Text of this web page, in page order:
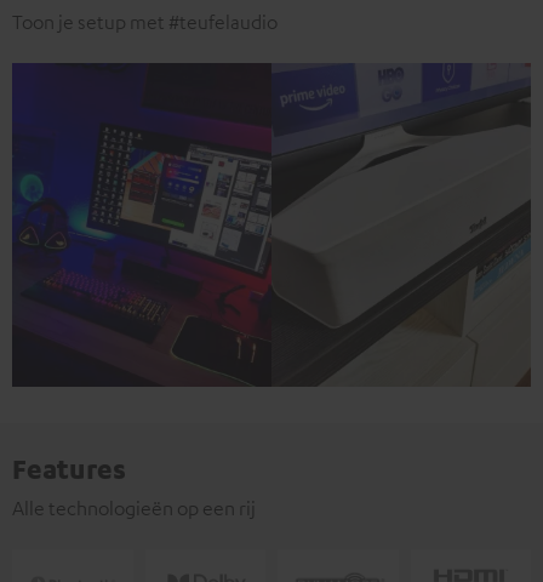
Toon je setup met #teufelaudio
Features
Alle technologieën op een rij